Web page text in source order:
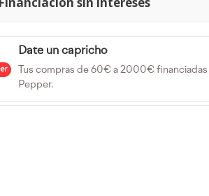
Date un capricho
Tus compras de 60€ a 2000€
Pepper.